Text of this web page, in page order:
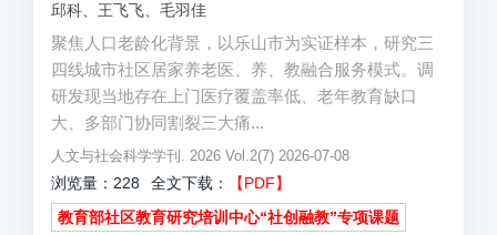
邱科、王飞飞、毛羽佳
聚焦人口老龄化背景，以乐山市为实证样本，研究三
四线城市社区居家养老医、养、教融合服务模式。调
研发现当地存在上门医疗覆盖率低、老年教育缺口
大、多部门协同割裂三大痛...
人文与社会科学学刊. 2026 Vol.2(7) 2026-07-08
浏览量：228 全文下载：
【PDF】
教育部社区教育研究培训中心“社创融教”专项课题